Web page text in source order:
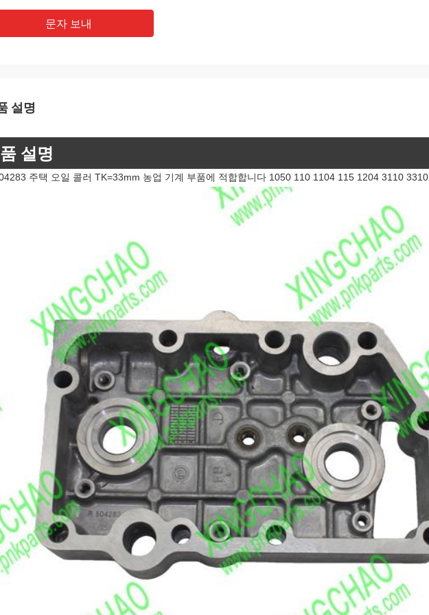
문자 보내
설명
설명
주택 오일 콜러 TK=33mm 농업 기계 부품에 적합합니다 1050 110 1104 115 1204 3110 3310